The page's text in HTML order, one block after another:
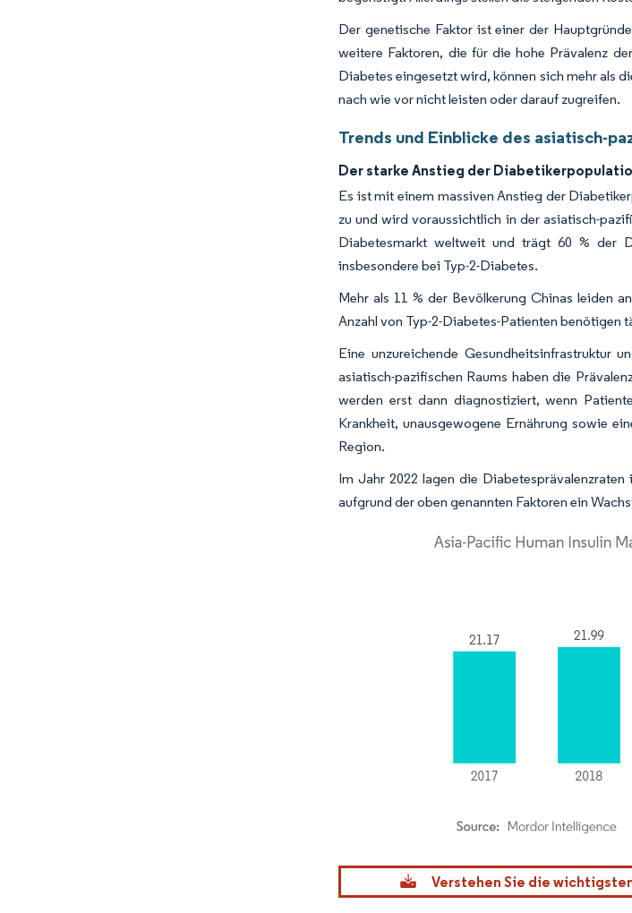
Der genetische Faktor ist einer der
weitere Faktoren, die für die hohe Prävalenz
Diabetes eingesetzt wird, können sich mehr als
nach wie vor nicht leisten oder darauf zugreifen.
Trends und Einblicke des asiatisch-
Der starke Anstieg der
Es ist mit einem massiven Anstieg der
zu und wird voraussichtlich in der asiatisch-
Diabetesmarkt weltweit und trägt 60 % der
insbesondere bei Typ-2-Diabetes.
Mehr als 11 % der Bevölkerung Chinas leiden
Anzahl von Typ-2-Diabetes-Patienten benötigen
Eine unzureichende Gesundheitsinfrastruktur
asiatisch-pazifischen Raums haben die
werden erst dann diagnostiziert, wenn
Krankheit, unausgewogene Ernährung sowie
Region.
Im Jahr 2022 lagen die
aufgrund der oben genannten Faktoren ein
Bild © Mordor Intelligence. Wiederverwendung erfordert
Verstehen Sie die